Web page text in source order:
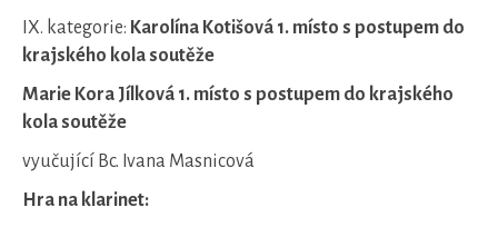
IX. kategorie: Karolína Kotišová 1. místo s postupem do
krajského kola soutěže
Marie Kora Jílková 1. místo s postupem do krajského
kola soutěže
vyučující Bc. Ivana Masnicová
Hra na klarinet: